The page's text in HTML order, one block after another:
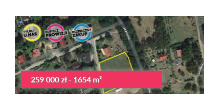
259 000 zł - 1654 m²